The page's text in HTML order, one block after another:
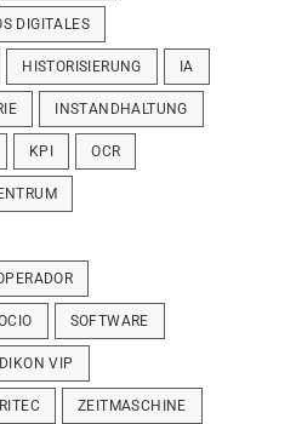
DIGITALES
HISTORISIERUNG IA
INSTANDHALTUNG
KPI OCR
SOFTWARE
VIP
ZEITMASCHINE